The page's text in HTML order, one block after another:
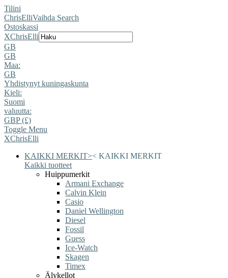
Tilini
ChrisElliVaihda Search
Ostoskassi
XChrisElli
GB
GB
Maa:
GB
Yhdistynyt kuningaskunta
Kieli:
Suomi
valuutta:
GBP (£)
Toggle Menu
XChrisElli
KAIKKI MERKIT>< KAIKKI MERKIT
Kaikki tuotteet
Huippumerkit
Armani Exchange
Calvin Klein
Casio
Daniel Wellington
Diesel
Fossil
Guess
Ice-Watch
Skagen
Timex
Älykellot